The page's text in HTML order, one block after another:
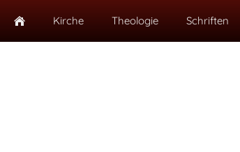
Kirche Theologie Schriften